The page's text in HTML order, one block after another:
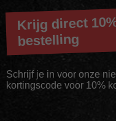
Krijg direct
bestelling
Schrijf je in voor onze
kortingscode voor 10%